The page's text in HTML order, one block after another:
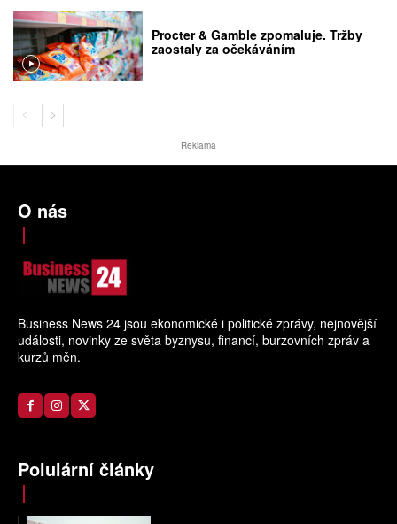
Procter & Gamble zpomaluje. Tržby
zaostaly za očekáváním
Reklama
O nás
Business News 24 jsou ekonomické i politické zprávy, nejnovější
události, novinky ze světa byznysu, financí, burzovních zpráv a
kurzů měn.
Polulární články